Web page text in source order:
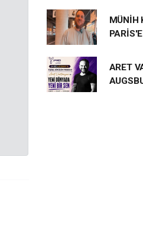
MÜNİH
ARET